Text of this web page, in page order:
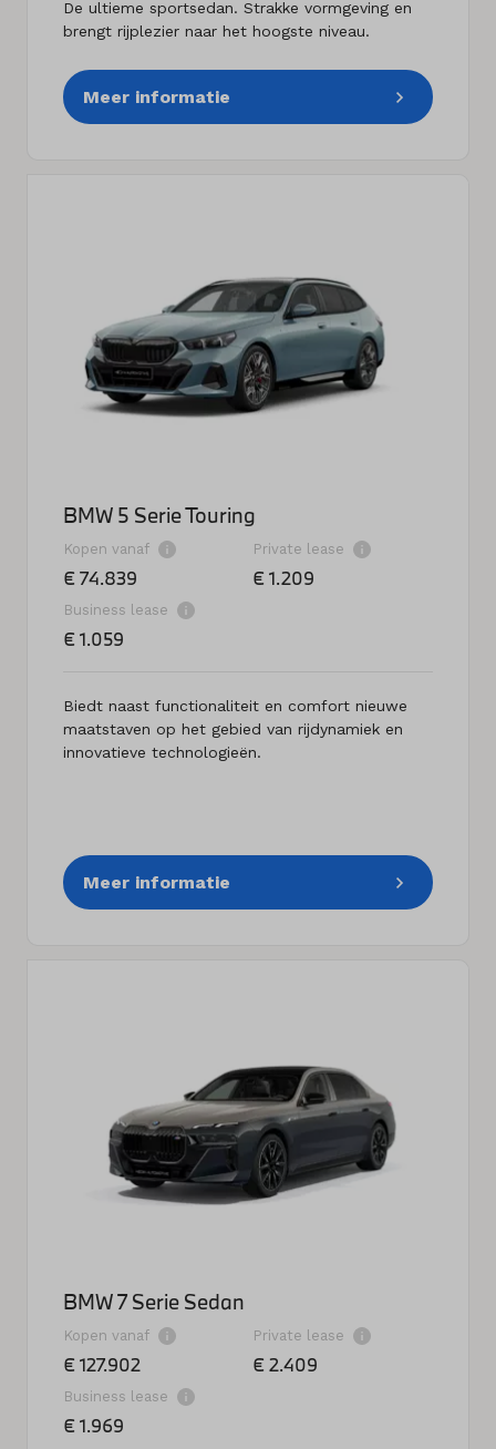
De ultieme sportsedan. Strakke vormgeving en
brengt rijplezier naar het hoogste niveau.
Meer informatie
BMW 5 Serie Touring
Kopen vanaf
€ 74.839
Private lease
€ 1.209
Business lease
€ 1.059
Biedt naast functionaliteit en comfort nieuwe
maatstaven op het gebied van rijdynamiek en
innovatieve technologieën.
Meer informatie
BMW 7 Serie Sedan
Kopen vanaf
€ 127.902
Private lease
€ 2.409
Business lease
€ 1.969